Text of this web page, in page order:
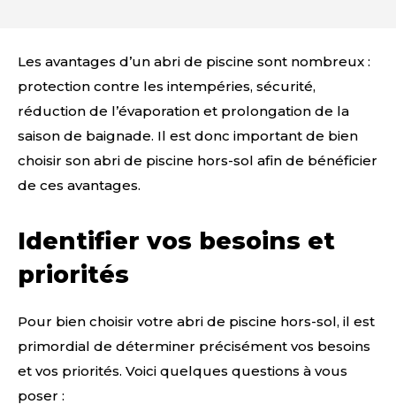
Les avantages d’un abri de piscine sont nombreux :
protection contre les intempéries, sécurité,
réduction de l’évaporation et prolongation de la
saison de baignade. Il est donc important de bien
choisir son abri de piscine hors-sol afin de bénéficier
de ces avantages.
Identifier vos besoins et
priorités
Pour bien choisir votre abri de piscine hors-sol, il est
primordial de déterminer précisément vos besoins
et vos priorités. Voici quelques questions à vous
poser :